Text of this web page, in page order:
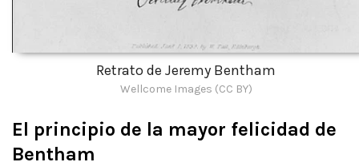
Retrato de Jeremy Bentham
Wellcome Images (CC BY)
El principio de la mayor felicidad de
Bentham